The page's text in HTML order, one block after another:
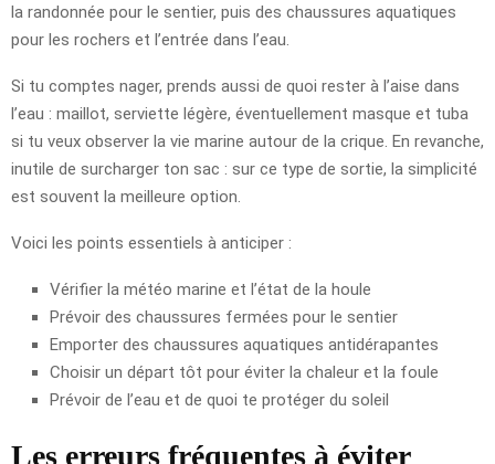
la randonnée pour le sentier, puis des chaussures aquatiques
pour les rochers et l’entrée dans l’eau.
Si tu comptes nager, prends aussi de quoi rester à l’aise dans
l’eau : maillot, serviette légère, éventuellement masque et tuba
si tu veux observer la vie marine autour de la crique. En revanche,
inutile de surcharger ton sac : sur ce type de sortie, la simplicité
est souvent la meilleure option.
Voici les points essentiels à anticiper :
Vérifier la météo marine et l’état de la houle
Prévoir des chaussures fermées pour le sentier
Emporter des chaussures aquatiques antidérapantes
Choisir un départ tôt pour éviter la chaleur et la foule
Prévoir de l’eau et de quoi te protéger du soleil
Les erreurs fréquentes à éviter